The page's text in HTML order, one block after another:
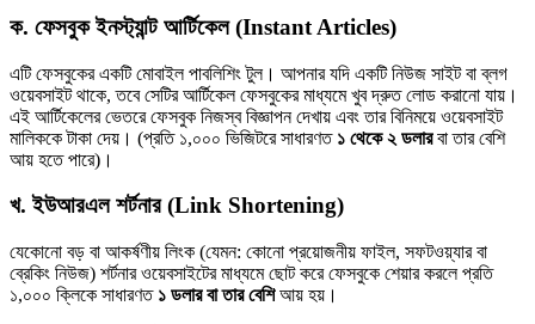
ক. ফেসবুক ইনস্ট্যান্ট আর্টিকেল (Instant Articles)
এটি ফেসবুকের একটি মোবাইল পাবলিশিং টুল। আপনার যদি একটি নিউজ সাইট বা ব্লগ
ওয়েবসাইট থাকে, তবে সেটির আর্টিকেল ফেসবুকের মাধ্যমে খুব দ্রুত লোড করানো যায়।
এই আর্টিকেলের ভেতরে ফেসবুক নিজস্ব বিজ্ঞাপন দেখায় এবং তার বিনিময়ে ওয়েবসাইট
মালিককে টাকা দেয়। (প্রতি ১,০০০ ভিজিটরে সাধারণত ১ থেকে ২ ডলারবা তার বেশি
আয় হতে পারে)।
খ. ইউআরএল শর্টনার (Link Shortening)
যেকোনো বড় বা আকর্ষণীয় লিংক (যেমন: কোনো প্রয়োজনীয় ফাইল, সফটওয়্যার বা
ব্রেকিং নিউজ) শর্টনার ওয়েবসাইটের মাধ্যমে ছোট করে ফেসবুকে শেয়ার করলে প্রতি
১,০০০ ক্লিকে সাধারণত ১ ডলার বা তার বেশিআয় হয়।